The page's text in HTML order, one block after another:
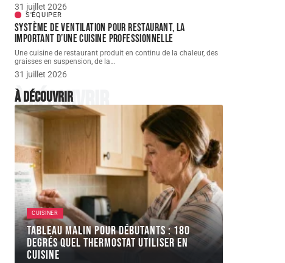
31 juillet 2026
S'ÉQUIPER
Système de ventilation pour restaurant, la
important d’une cuisine professionnelle
Une cuisine de restaurant produit en continu de la chaleur, des
graisses en suspension, de la…
31 juillet 2026
À découvrir
À découvrir
CUISINER
Tableau malin pour débutants : 180
degrés quel thermostat utiliser en
cuisine